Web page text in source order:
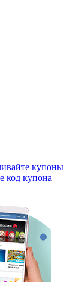
купоны
код купона